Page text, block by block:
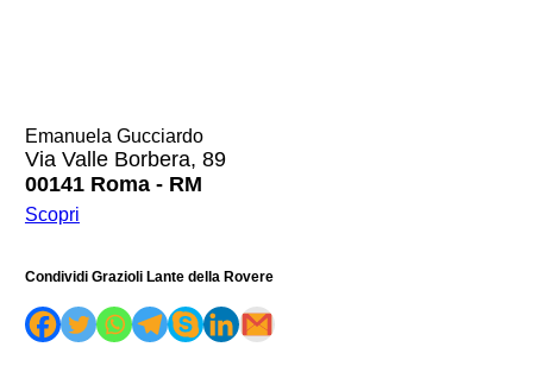
Emanuela Gucciardo
Via Valle Borbera, 89
00141 Roma - RM
Scopri
Condividi Grazioli Lante della Rovere